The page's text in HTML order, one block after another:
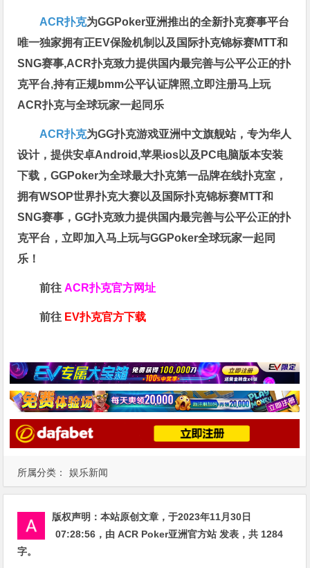
所属分类： 娱乐新闻
ACR扑克为GGPoker亚洲推出的全新扑克赛事平台
唯一独家拥有正EV保险机制以及国际扑克锦标赛MTT和
SNG赛事,ACR扑克致力提供国内最完善与公平公正的扑
克平台,持有正规bmm公平认证牌照,立即注册马上玩
ACR扑克与全球玩家一起同乐
ACR扑克为GG扑克游戏亚洲中文旗舰站，专为华人
设计，提供安卓Android,苹果ios以及PC电脑版本安装
下载，GGPoker为全球最大扑克第一品牌在线扑克室，
拥有WSOP世界扑克大赛以及国际扑克锦标赛MTT和
SNG赛事，GG扑克致力提供国内最完善与公平公正的扑
克平台，立即加入马上玩与GGPoker全球玩家一起同
乐！
前往ACR扑克官方网址
前往 EV扑克官方下载
版权声明：本站原创文章，于2023年11月30日
07:28:56 ，由ACR Poker亚洲官方站 发表，共 1284
字。